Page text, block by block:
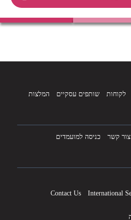
לקוחות שותפים עסקיים המלצות
צור קשר כניסה למועמדים
International
Contact Us